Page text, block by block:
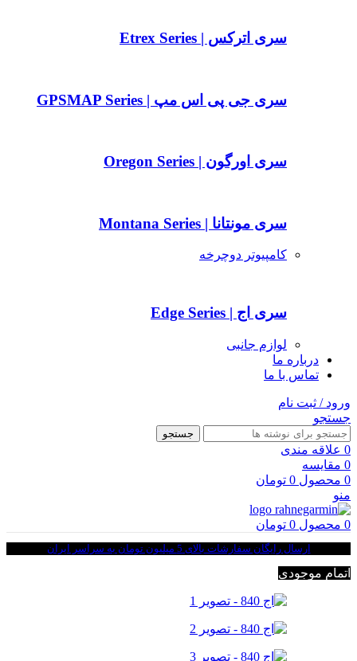
سری اترکس | Etrex Series
سری جی پی اس مپ | GPSMAP Series
سری اورگون | Oregon Series
سری مونتانا | Montana Series
کامپیوتر دوچرخه
سری اج | Edge Series
لوازم جانبی
درباره ما
تماس با ما
ورود / ثبت نام
جستجو
جستجو
0 علاقه مندی
0 مقایسه
0 محصول 0 تومان
منو
0 محصول 0 تومان
ارسال رایگان سفارشات بالای 5 میلیون تومان به سراسر ایران
اتمام موجودی